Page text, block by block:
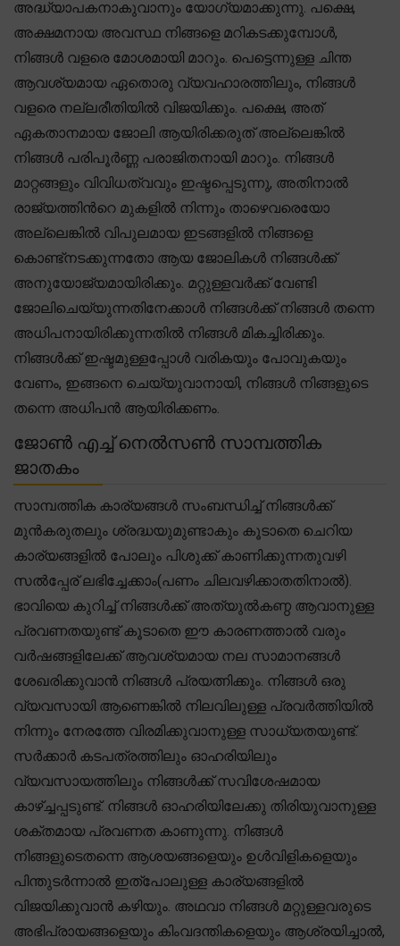
അദ്ധ്യാപകനാകുവാനും യോഗ്യമാക്കുന്നു. പക്ഷെ,
അക്ഷമനായ അവസ്ഥ നിങ്ങളെ മറികടക്കുമ്പോൾ,
നിങ്ങൾ വളരെ മോശമായി മാറും. പെട്ടെന്നുള്ള ചിന്ത
ആവശ്യമായ ഏതൊരു വ്യവഹാരത്തിലും, നിങ്ങൾ
വളരെ നല്ലരീതിയിൽ വിജയിക്കും. പക്ഷെ, അത്
ഏകതാനമായ ജോലി ആയിരിക്കരുത് അല്ലെങ്കിൽ
നിങ്ങൾ പരിപൂർണ്ണ പരാജിതനായി മാറും. നിങ്ങൾ
മാറ്റങ്ങളും വിവിധത്വവും ഇഷ്ടപ്പെടുന്നു, അതിനാൽ
രാജ്യത്തിന്‍റെ മുകളിൽ നിന്നും താഴെവരെയോ
അല്ലെങ്കിൽ വിപുലമായ ഇടങ്ങളിൽ നിങ്ങളെ
കൊണ്ട്നടക്കുന്നതോ ആയ ജോലികൾ നിങ്ങൾക്ക്
അനുയോജ്യമായിരിക്കും. മറ്റുള്ളവർക്ക് വേണ്ടി
ജോലിചെയ്യുന്നതിനേക്കാൾ നിങ്ങൾക്ക് നിങ്ങൾ തന്നെ
അധിപനായിരിക്കുന്നതിൽ നിങ്ങൾ മികച്ചിരിക്കും.
നിങ്ങൾക്ക് ഇഷ്ടമുള്ളപ്പോൾ വരികയും പോവുകയും
വേണം, ഇങ്ങനെ ചെയ്യുവാനായി, നിങ്ങൾ നിങ്ങളുടെ
തന്നെ അധിപൻ ആയിരിക്കണം.
ജോൺ എച്ച് നെൽസൺ സാമ്പത്തിക
ജാതകം
സാമ്പത്തിക കാര്യങ്ങൾ സംബന്ധിച്ച് നിങ്ങൾക്ക്
മുൻകരുതലും ശ്രദ്ധയുമുണ്ടാകും കൂടാതെ ചെറിയ
കാര്യങ്ങളിൽ പോലും പിശുക്ക് കാണിക്കുന്നതുവഴി
സൽപ്പേര് ലഭിച്ചേക്കാം(പണം ചിലവഴിക്കാതതിനാൽ).
ഭാവിയെ കുറിച്ച് നിങ്ങൾക്ക് അത്യുൽകണ്ഠ ആവാനുള്ള
പ്രവണതയുണ്ട് കൂടാതെ ഈ കാരണത്താൽ വരും
വർഷങ്ങളിലേക്ക് ആവശ്യമായ നല സാമാനങ്ങൾ
ശേഖരിക്കുവാൻ നിങ്ങൾ പ്രയത്നിക്കും. നിങ്ങൾ ഒരു
വ്യവസായി ആണെങ്കിൽ നിലവിലുള്ള പ്രവർത്തിയിൽ
നിന്നും നേരത്തേ വിരമിക്കുവാനുള്ള സാധ്യതയുണ്ട്.
സർക്കാർ കടപത്രത്തിലും ഓഹരിയിലും
വ്യവസായത്തിലും നിങ്ങൾക്ക് സവിശേഷമായ
കാഴ്ച്ചപ്പടുണ്ട്. നിങ്ങൾ ഓഹരിയിലേക്കു തിരിയുവാനുള്ള
ശക്തമായ പ്രവണത കാണുന്നു. നിങ്ങൾ
നിങ്ങളുടെതന്നെ ആശയങ്ങളെയും ഉൾവിളികളെയും
പിന്തുടർന്നാൽ ഇത്പോലുള്ള കാര്യങ്ങളിൽ
വിജയിക്കുവാൻ കഴിയും. അഥവാ നിങ്ങൾ മറ്റുള്ളവരുടെ
അഭിപ്രായങ്ങളെയും കിംവദന്തികളെയും ആശ്രയിച്ചാൽ,